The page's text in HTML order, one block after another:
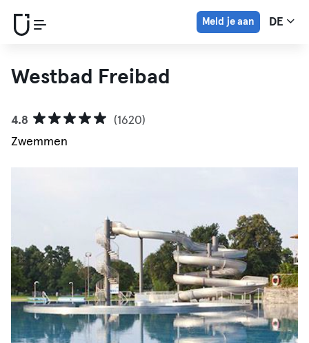
Meld je aan DE
Westbad Freibad
4.8
(1620)
Zwemmen